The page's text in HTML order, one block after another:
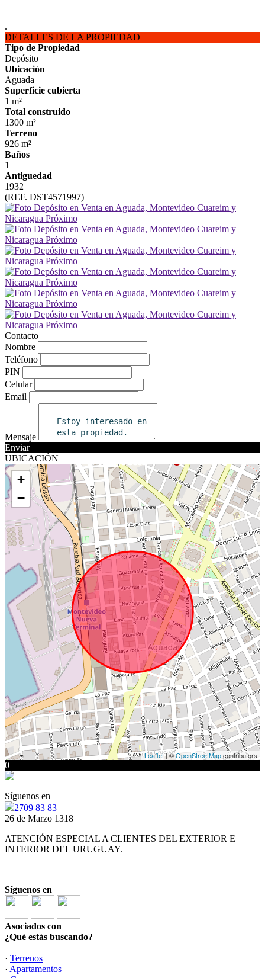
.
DETALLES DE LA PROPIEDAD
Tipo de Propiedad
Depósito
Ubicación
Aguada
Superficie cubierta
1 m²
Total construido
1300 m²
Terreno
926 m²
Baños
1
Antiguedad
1932
(REF. DST4571997)
Contacto
Nombre
Teléfono
PIN
Celular
Email
Mensaje
Enviar
UBICACIÓN
+
−
Leaflet| ©OpenStreetMapcontributors
0
Síguenos en
2709 83 83
26 de Marzo 1318
ATENCIÓN ESPECIAL A CLIENTES DEL EXTERIOR E
INTERIOR DEL URUGUAY.
Síguenos en
Asociados con
¿Qué estás buscando?
· Terrenos
· Apartamentos